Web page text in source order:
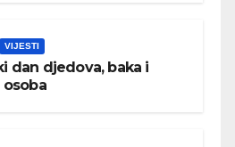
VIJESTI
dan djedova, baka i